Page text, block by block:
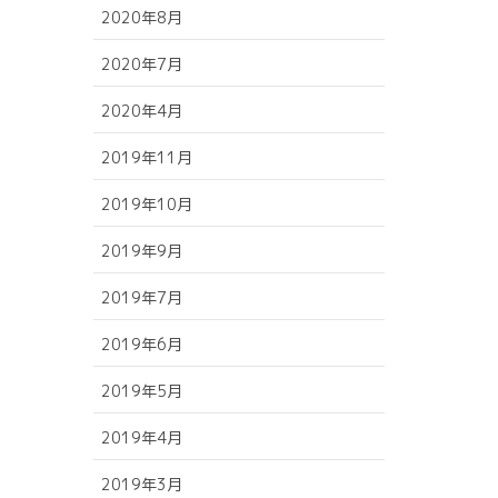
2020年8月
2020年7月
2020年4月
2019年11月
2019年10月
2019年9月
2019年7月
2019年6月
2019年5月
2019年4月
2019年3月